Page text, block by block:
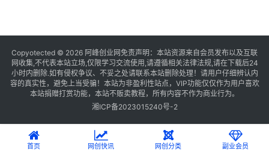
Copyotected © 2026 阿峰创业网 免责声明：本站资源来自会员发布以及互联
网收集,不代表本站立场,仅限学习交流使用,请遵循相关法律法规,请在下载后24
小时内删除.如有侵权争议、不妥之处请联系本站删除处理！请用户仔细辨认内
容的真实性，避免上当受骗！本站为非盈利性站点，VIP功能仅仅作为用户喜欢
本站捐赠打赏功能，本站不贩卖教程，所有内容不作为商业行为。
湘ICP备2023015240号-2
首页 网创快讯 网创分类 副业会员